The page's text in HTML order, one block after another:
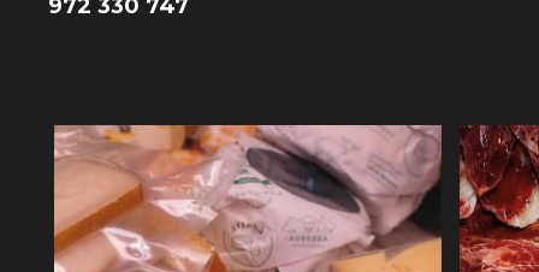
972 330 747